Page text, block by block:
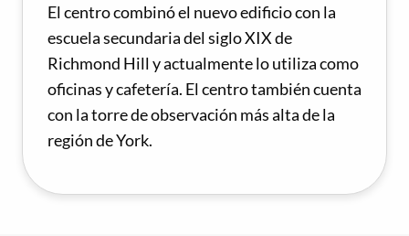
El centro combinó el nuevo edificio con la
escuela secundaria del siglo XIX de
Richmond Hill y actualmente lo utiliza como
oficinas y cafetería. El centro también cuenta
con la torre de observación más alta de la
región de York.